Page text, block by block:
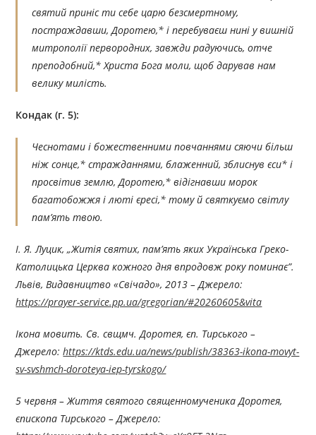
святий приніс ти себе царю безсмертному,
постраждавши, Доротею,* і перебуваєш нині у вишній
митрополії первородних, завжди радуючись, отче
преподобний,* Христа Бога моли, щоб дарував нам
велику милість.
Кондак (г. 5):
Чеснотами і божественними повчаннями сяючи більш
ніж сонце,* стражданнями, блаженний, зблиснув єси* і
просвітив землю, Доротею,* відігнавши морок
багатобожжя і люті єресі,* тому й святкуємо світлу
пам’ять твою.
І. Я. Луцик, „Житія святих, пам’ять яких Українська Греко-
Католицька Церква кожного дня впродовж року поминає”.
Львів, Видавництво «Свічадо», 2013 – Джерелo:
https://prayer-service.pp.ua/gregorian/#20260605&vita
Ікона мовить. Св. свщмч. Доротея, єп. Тирського –
Джерелo:https://ktds.edu.ua/news/publish/38363-ikona-movyt-
sv-svshmch-doroteya-iep-tyrskogo/
5 червня – Життя святого священномученика Доротея,
єпископа Тирського – Джерелo: